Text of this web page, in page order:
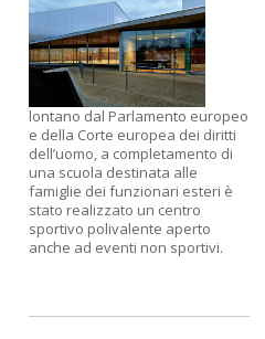
lontano dal Parlamento europeo
e della Corte europea dei diritti
dell’uomo, a completamento di
una scuola destinata alle
famiglie dei funzionari esteri è
stato realizzato un centro
sportivo polivalente aperto
anche ad eventi non sportivi.